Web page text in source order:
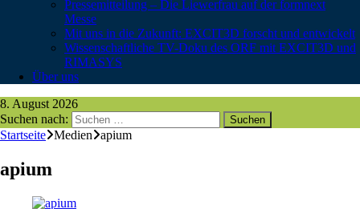
Pressemitteilung – Die Liewerfrau auf der formnext
Messe
Mit uns in die Zukunft: EXCIT3D forscht und entwickelt
Wissenschaftliche TV-Doku des ORF mit EXCIT3D und
RIMASYS
Über uns
8. August 2026
Suchen nach:
Startseite Medien apium
apium